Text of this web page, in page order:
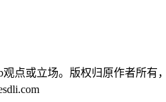
点或立场。版权归原作者所有